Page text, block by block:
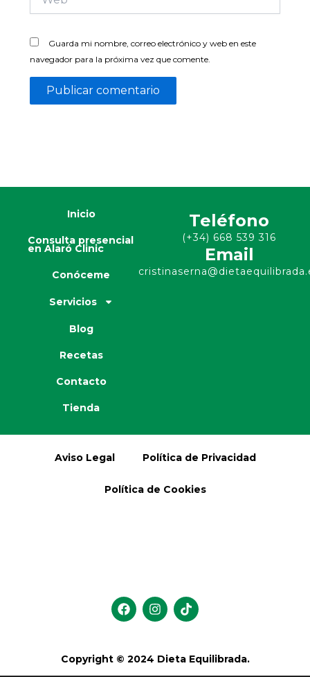
Guarda mi nombre, correo electrónico y web en este
navegador para la próxima vez que comente.
Inicio
Consulta presencial
en Alaró Clinic
Conóceme
Servicios
Blog
Recetas
Contacto
Tienda
Teléfono
(+34) 668 539 316
Email
Aviso Legal Política de Privacidad
Política de Cookies
F
a
b
o
I
n
a
g
T
i
o
k
Copyright © 2024 Dieta Equilibrada.